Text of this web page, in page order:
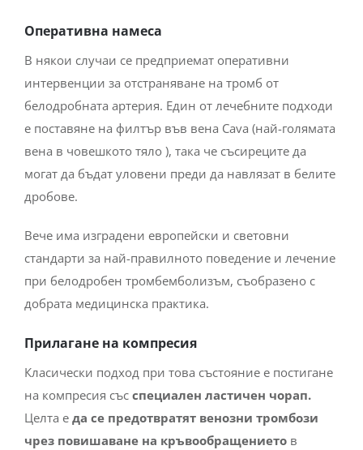
Оперативна намеса
В някои случаи се предприемат оперативни
интервенции за отстраняване на тромб от
белодробната артерия. Един от лечебните подходи
е поставяне на филтър във вена Cava (най-голямата
вена в човешкото тяло ), така че съсиреците да
могат да бъдат уловени преди да навлязат в белите
дробове.
Вече има изградени европейски и световни
стандарти за най-правилното поведение и лечение
при белодробен тромбемболизъм, съобразено с
добрата медицинска практика.
Прилагане на компресия
Класически подход при това състояние е постигане
на компресия със специален ластичен чорап.
Целта е да се предотвратят венозни тромбози
чрез повишаване на кръвообращениетов